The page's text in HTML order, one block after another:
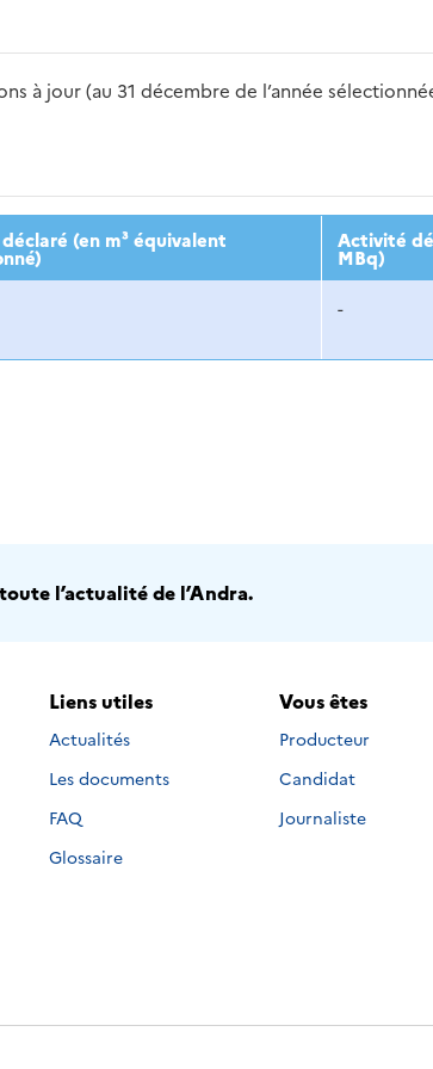
à jour (au 31 décembre de l’année
2017 2018
(en m³ équivalent Activité
MBq)
-
l’actualité de l’Andra.
Liens utiles
Actualités
Les documents
FAQ
Glossaire
Vous êtes
Producteur
Candidat
Journaliste